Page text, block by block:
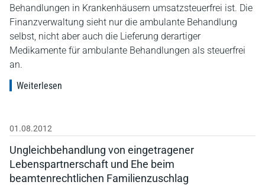
Behandlungen in Krankenhäusern umsatzsteuerfrei ist. Die
Finanzverwaltung sieht nur die ambulante Behandlung
selbst, nicht aber auch die Lieferung derartiger
Medikamente für ambulante Behandlungen als steuerfrei
an.
Weiterlesen
01.08.2012
Ungleichbehandlung von eingetragener
Lebenspartnerschaft und Ehe beim
beamtenrechtlichen Familienzuschlag